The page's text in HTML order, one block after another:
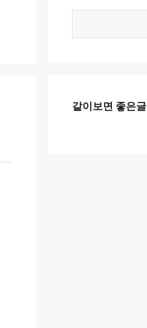
같이보면 좋은글